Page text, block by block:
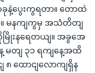
နဲ့ပွေးကွရတာ။ တောထဲ
။ မနကျကွမှ အသံတိတျ
ြိုးနရေတယျ။ အခွအေ
မတျ ၃၁ ရကျနေ့အထိ
၈ ထောငျလောကျရှိန